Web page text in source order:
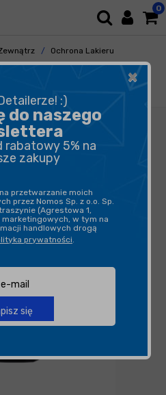
0
Ochrona Lakieru
Woski
×
:)
do naszego
rabatowy 5% na
zakupy
przetwarzanie moich
przez Nomos Sp. z o.o. Sp.
(Agrestowa 1,
marketingowych, w tym na
handlowych drogą
prywatności.
się